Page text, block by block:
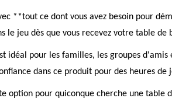
**tout ce dont vous avez besoin pour
le jeu dès que vous recevez votre table de
pour les familles, les groupes d'amis
dans ce produit pour des heures
option pour quiconque cherche une